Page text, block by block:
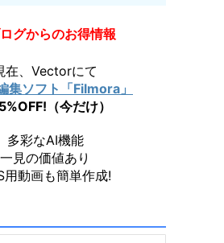
グからのお得情報
在、Vectorにて
集ソフト「Filmora」
（今だけ）
多彩なAI機能
一見の価値あり
用動画も簡単作成!